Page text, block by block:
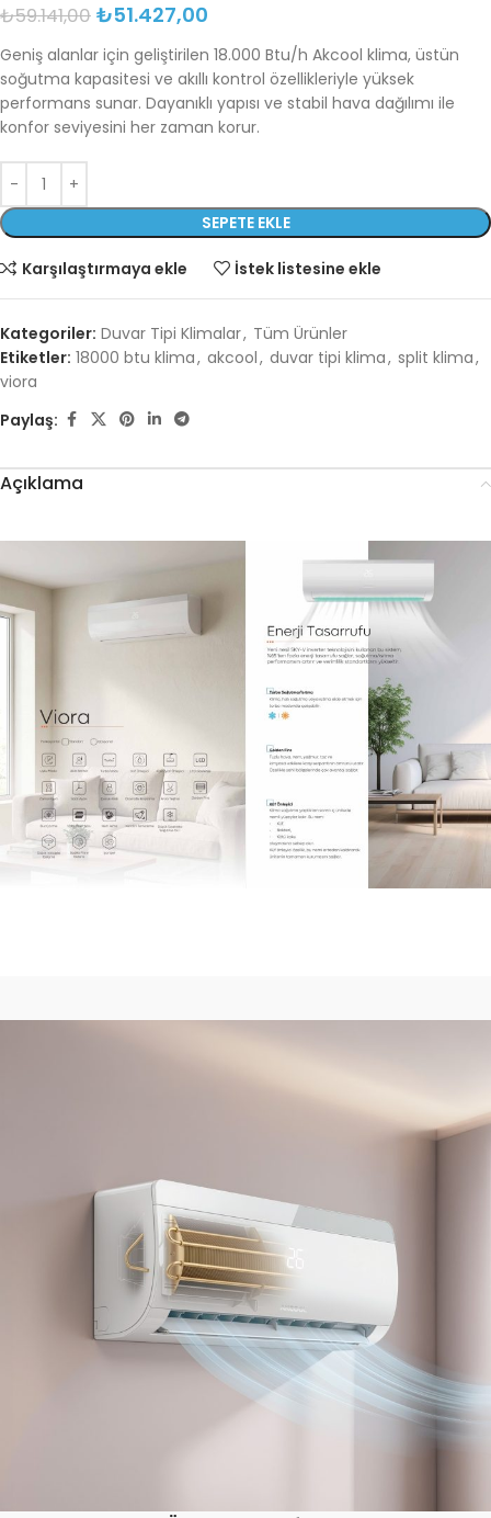
₺59.141,00 ₺51.427,00
Geniş alanlar için geliştirilen 18.000 Btu/h Akcool klima, üstün
soğutma kapasitesi ve akıllı kontrol özellikleriyle yüksek
performans sunar. Dayanıklı yapısı ve stabil hava dağılımı ile
konfor seviyesini her zaman korur.
SEPETE EKLE
Karşılaştırmaya ekle İstek listesine ekle
Kategoriler: Duvar Tipi Klimalar, Tüm Ürünler
Etiketler: 18000 btu klima, akcool, duvar tipi klima, split klima,
viora
Paylaş:
Açıklama